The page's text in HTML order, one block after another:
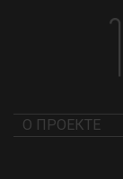
О ПРОЕКТЕ